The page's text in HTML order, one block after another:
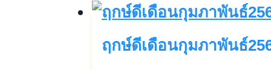
เดือน
มีนาคม2567
ฤกษ์ดีเดือนกุมภาพันธ์